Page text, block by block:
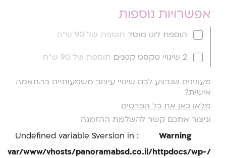
אפשרויות נוספות
הוספת לוגו מוסד תוספת של 90 ש"ח
2 שינויי טקסט קטנים תוספת של 90 ש"ח
מעונינים שנבצע לכם שינויי עיצוב משמעותיים בהתאמה
אישית?
מלאו כאן את כל הפרטים
וניצור אתכם קשר להשלמת ההזמנה
Warning
: Undefined variable $version in
/var/www/vhosts/panoramabsd.co.il/httpdocs/wp-